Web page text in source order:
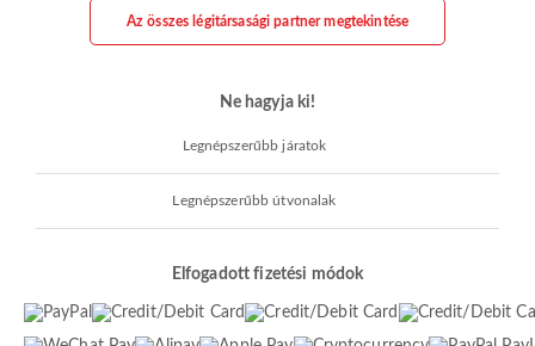
Az összes légitársasági partner megtekintése
Ne hagyja ki!
Legnépszerűbb járatok
Legnépszerűbb útvonalak
Elfogadott fizetési módok